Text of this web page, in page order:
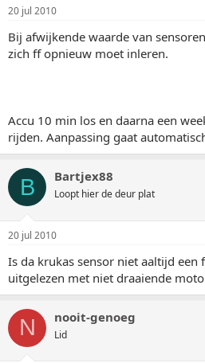
20 jul 2010
Bij afwijkende waarde van
zich ff opnieuw moet inleren.
Accu 10 min los en daarna een
rijden. Aanpassing gaat
B Bartjex88
Loopt hier de deur plat
20 jul 2010
Is da krukas sensor niet aaltijd
uitgelezen met niet draaiende
N nooit-genoeg
Lid